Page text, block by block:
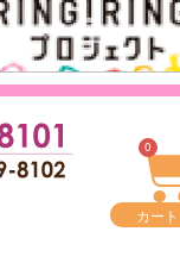
0
カート